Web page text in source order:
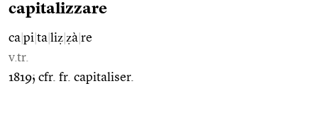
capitalizzare
ca pi ta liẓ ẓà re
v.tr.
1819; cfr. fr. capitaliser.